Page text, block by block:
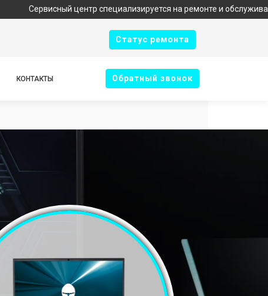
центр специализируется на ремонте и обслуживании
Cтатус ремонта
КОНТАКТЫ Oбратный звонок